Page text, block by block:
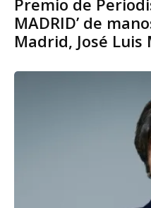
MADRID’ de
Madrid, José